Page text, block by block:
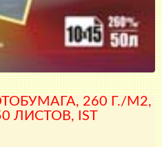
260 Г./М2,
ЛИСТОВ, IST